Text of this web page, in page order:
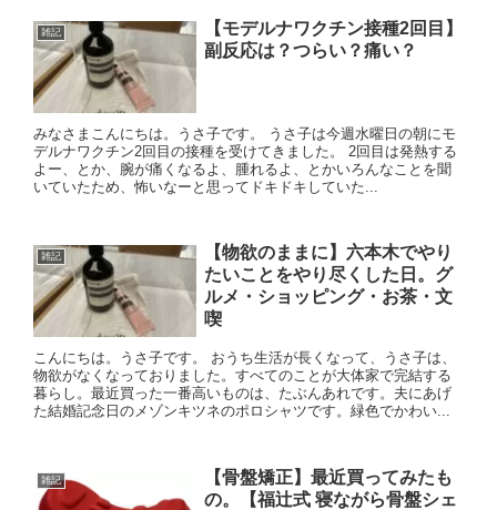
雑記
【モデルナワクチン接種2回目】
副反応は？つらい？痛い？
みなさまこんにちは。うさ子です。 うさ子は今週水曜日の朝にモ
デルナワクチン2回目の接種を受けてきました。 2回目は発熱する
よー、とか、腕が痛くなるよ、腫れるよ、とかいろんなことを聞
いていたため、怖いなーと思ってドキドキしていた...
雑記
【物欲のままに】六本木でやり
たいことをやり尽くした日。グ
ルメ・ショッピング・お茶・文
喫
こんにちは。うさ子です。 おうち生活が長くなって、うさ子は、
物欲がなくなっておりました。すべてのことが大体家で完結する
暮らし。最近買った一番高いものは、たぶんあれです。夫にあげ
た結婚記念日のメゾンキツネのポロシャツです。緑色でかわい...
雑記
【骨盤矯正】最近買ってみたも
の。【福辻式 寝ながら骨盤シェ